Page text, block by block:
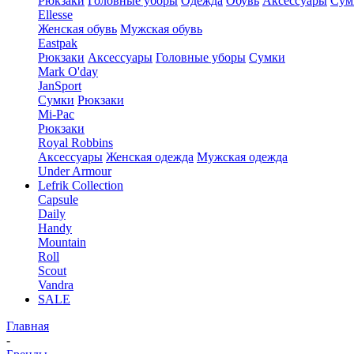
Ellesse
Женская обувь Мужская обувь
Eastpak
Рюкзаки Аксессуары Головные уборы Сумки
Mark O'day
JanSport
Сумки Рюкзаки
Mi-Pac
Рюкзаки
Royal Robbins
Аксессуары Женская одежда Мужская одежда
Under Armour
Lefrik Collection
Capsule
Daily
Handy
Mountain
Roll
Scout
Vandra
SALE
Главная
-